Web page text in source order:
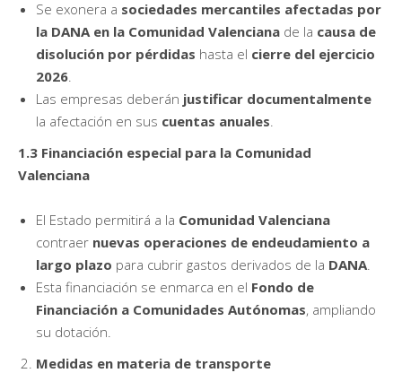
Se exonera a sociedades mercantiles afectadas por
la DANA en la Comunidad Valenciana de la causa de
disolución por pérdidas hasta el cierre del ejercicio
2026
Las empresas deberán justificar documentalmente
la afectación en sus cuentas anuales
1.3 Financiación especial para la Comunidad
Valenciana
El Estado permitirá a la Comunidad Valenciana
contraer nuevas operaciones de endeudamiento a
largo plazo para cubrir gastos derivados de la DANA
Esta financiación se enmarca en el Fondo de
Financiación a Comunidades Autónomas, ampliando
su dotación.
Medidas en materia de transporte